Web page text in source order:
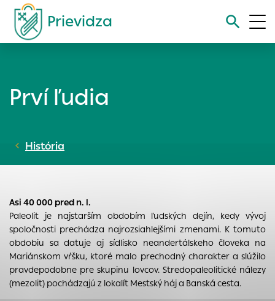
Prievidza
Prví ľudia
História
Asi 40 000 pred n. l.
Paleolit je najstarším obdobím ľudských dejín, kedy vývoj
spoločnosti prechádza najrozsiahlejšími zmenami. K tomuto
obdobiu sa datuje aj sídlisko neandertálskeho človeka na
Mariánskom vŕšku, ktoré malo prechodný charakter a slúžilo
pravdepodobne pre skupinu lovcov. Stredopaleolitické nálezy
(mezolit) pochádzajú z lokalít Mestský háj a Banská cesta.
Nastavenie cookies
ukladať informácie o vašej aktivite a preferenciách.
Vyberte úroveň cookies, ktorú chcete povoliť
Technické cookies
Technické súbory cookie sú pre prevádzku nevyhnutné a
pomáhajú urobiť webové stránky uplatniteľnými tým, že
umožňujú základné funkcie, ako je navigácia na stránke a
prístup k zabezpečeným oblastiam webovej stránky. Bez